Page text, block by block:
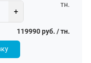
+
тн.
119990 руб. / тн.